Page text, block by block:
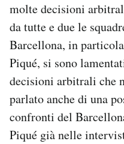
Esci
molte decisioni
da tutte e due le
Barcellona, in
Piqué, si sono
decisioni arbitrali che
parlato anche di una
confronti del
Piqué già nelle